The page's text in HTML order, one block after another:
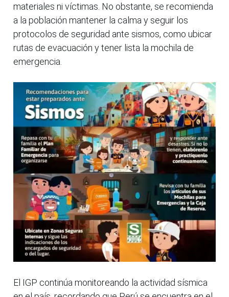
materiales ni víctimas. No obstante, se recomienda
a la población mantener la calma y seguir los
protocolos de seguridad ante sismos, como ubicar
rutas de evacuación y tener lista la mochila de
emergencia.
El IGP continúa monitoreando la actividad sísmica